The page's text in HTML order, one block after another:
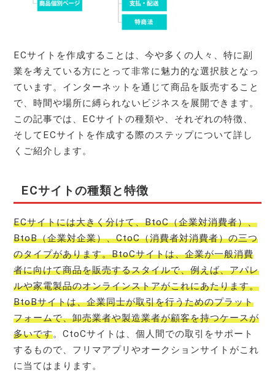
ECサイトを作成することは、今や多くの人々、特に副
業を考えている方にとって非常に魅力的な選択肢となっ
ています。インターネットを通じて商品を販売すること
で、時間や場所に縛られないビジネスを展開できます。
この記事では、ECサイトの種類や、それぞれの特徴、
そしてECサイトを作成する際のステップについて詳し
くご紹介します。
ECサイトの種類と特徴
ECサイトには大きく分けて、BtoC（企業対消費者）、
BtoB（企業対企業）、CtoC（消費者対消費者）の三つ
のタイプがあります。BtoCサイトは、企業が一般消費
者に向けて商品を販売するスタイルで、例えば、アパレ
ルや家電製品のオンラインストアがこれにあたります。
BtoBサイトは、企業同士が取引を行うためのプラット
フォームで、卸売業者や製造業者が顧客を持つケースが
多いです。CtoCサイトは、個人間での取引をサポート
するもので、フリマアプリやオークションサイトがこれ
に当てはまります。